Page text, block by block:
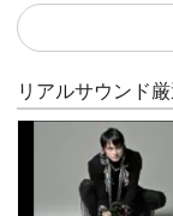
リアルサウンド